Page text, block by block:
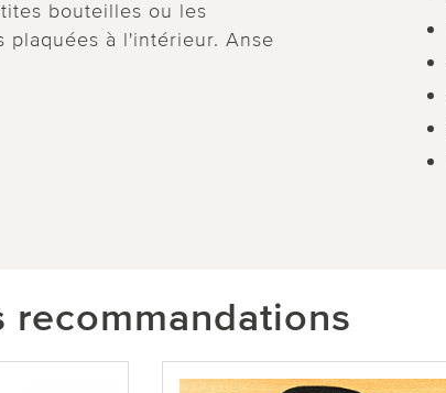
bouteilles ou les
plaquées à l'intérieur. Anse
recommandations